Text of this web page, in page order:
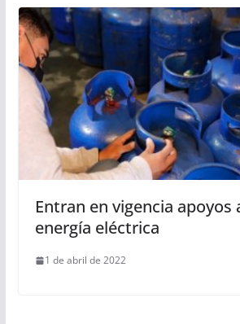
Entran en vigencia apoyos
energía eléctrica
1 de abril de 2022